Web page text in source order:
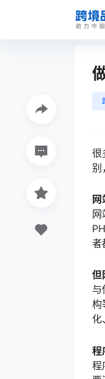
很
别
者
但
与
构
化
程
程